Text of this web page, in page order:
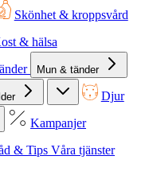
Skönhet & kroppsvård
& hälsa
Mun & tänder
Djur
Kampanjer
& Tips Våra tjänster